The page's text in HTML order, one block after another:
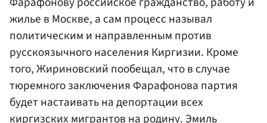
жилье в Москве, а сам процесс называл
политическим и направленным против
русскоязычного населения Киргизии. Кроме
того, Жириновский пообещал, что в случае
тюремного заключения Фарафонова партия
будет настаивать на депортации всех
киргизских мигрантов на родину. Эмиль